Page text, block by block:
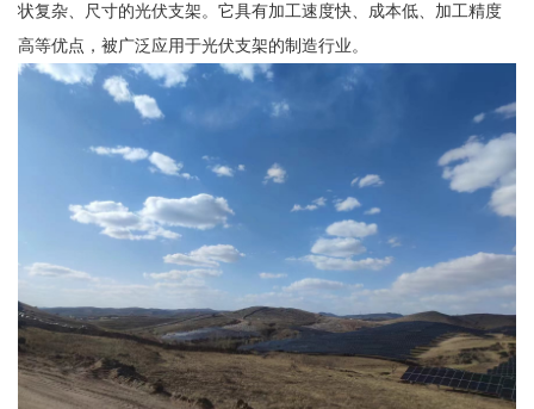
状复杂、尺寸的光伏支架。它具有加工速度快、成本低、加工精度
高等优点，被广泛应用于光伏支架的制造行业。